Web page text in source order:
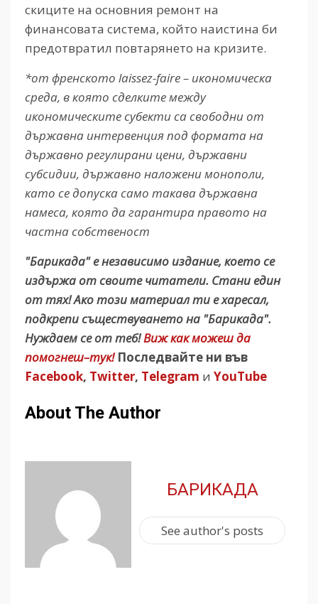
скиците на основния ремонт на
финансовата система, който наистина би
предотвратил повтарянето на кризите.
*от френското laissez-faire – икономическа
среда, в която сделките между
икономическите субекти са свободни от
държавна интервенция под формата на
държавно регулирани цени, държавни
субсидии, държавно наложени монополи,
като се допуска само такава държавна
намеса, която да гарантира правото на
частна собственост
"Барикада" е независимо издание, което се
издържа от своите читатели. Стани един
от тях! Ако този материал ти е харесал,
подкрепи съществуването на "Барикада".
Нуждаем се от теб!Виж как можеш да
помогнеш–тук! Последвайте ни във
Facebook, Twitter, Telegram и YouTube
About The Author
БАРИКАДА
See author's posts